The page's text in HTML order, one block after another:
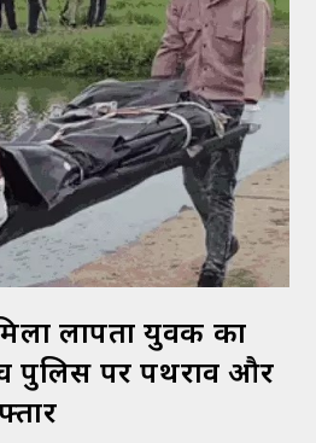
लापता युवक का
पुलिस पर पथराव और